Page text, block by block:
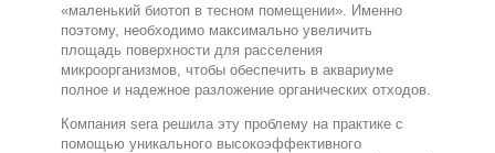
«маленький биотоп в тесном помещении». Именно
поэтому, необходимо максимально увеличить
площадь поверхности для расселения
микроорганизмов, чтобы обеспечить в аквариуме
полное и надежное разложение органических отходов.
Компания sera решила эту проблему на практике с
помощью уникального высокоэффективного